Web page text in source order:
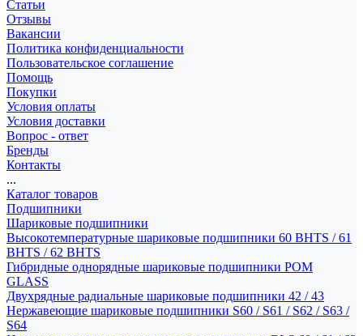
Статьи
Отзывы
Вакансии
Политика конфиденциальности
Пользовательское соглашение
Помощь
Покупки
Условия оплаты
Условия доставки
Вопрос - ответ
Бренды
Контакты
...
Каталог товаров
Подшипники
Шариковые подшипники
Высокотемпературные шариковые подшипники 60 BHTS / 61
BHTS / 62 BHTS
Гибридные однорядные шариковые подшипники POM
GLASS
Двухрядные радиальные шариковые подшипники 42 / 43
Нержавеющие шариковые подшипники S60 / S61 / S62 / S63 /
S64